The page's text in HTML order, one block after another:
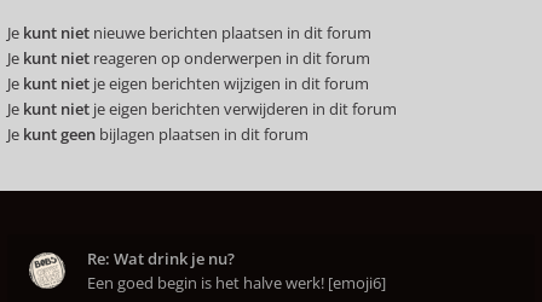
Je kunt niet nieuwe berichten plaatsen in dit forum
Je kunt niet reageren op onderwerpen in dit forum
Je kunt niet je eigen berichten wijzigen in dit forum
Je kunt niet je eigen berichten verwijderen in dit forum
Je kunt geen bijlagen plaatsen in dit forum
Re: Wat drink je nu?
Een goed begin is het halve werk! [emoji6]